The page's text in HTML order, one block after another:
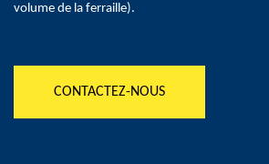
volume de la ferraille).
CONTACTEZ-NOUS